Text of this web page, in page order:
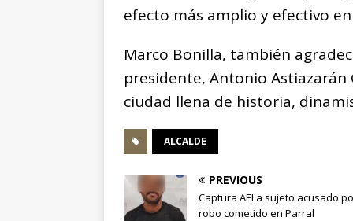
efecto más amplio y efectivo
Marco Bonilla, también
presidente, Antonio
ciudad llena de historia,
ALCALDE
PREVIOUS
Captura AEI a sujeto acusado
robo cometido en Parral